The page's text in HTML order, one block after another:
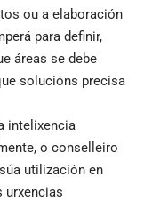
ou a elaboración
para definir,
áreas se debe
solucións precisa
intelixencia
o conselleiro
utilización en
urxencias